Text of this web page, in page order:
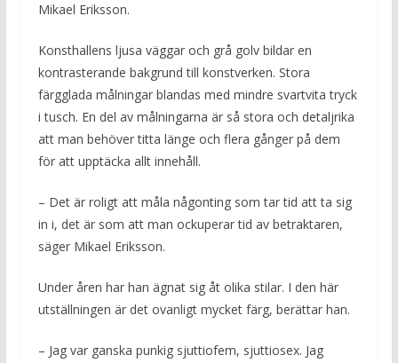
Mikael Eriksson.
Konsthallens ljusa väggar och grå golv bildar en
kontrasterande bakgrund till konstverken. Stora
färgglada målningar blandas med mindre svartvita tryck
i tusch. En del av målningarna är så stora och detaljrika
att man behöver titta länge och flera gånger på dem
för att upptäcka allt innehåll.
– Det är roligt att måla någonting som tar tid att ta sig
in i, det är som att man ockuperar tid av betraktaren,
säger Mikael Eriksson.
Under åren har han ägnat sig åt olika stilar. I den här
utställningen är det ovanligt mycket färg, berättar han.
– Jag var ganska punkig sjuttiofem, sjuttiosex. Jag